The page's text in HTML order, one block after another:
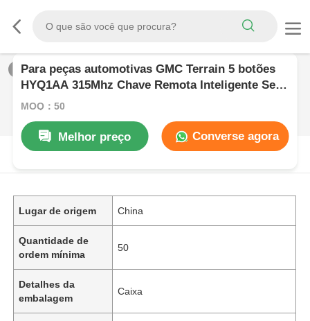
/0
Para peças automotivas GMC Terrain 5 botões
HYQ1AA 315Mhz Chave Remota Inteligente Sem
Chave
MOQ：50
Melhor preço
Converse agora
DESCRIçãO DE PRODUTO
Lugar de origem China
Quantidade de
ordem mínima
50
Detalhes da
embalagem
Caixa